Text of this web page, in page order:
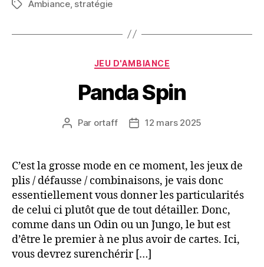
Étiquettes
Ambiance, stratégie
Catégories
JEU D'AMBIANCE
Panda Spin
Auteur
Par ortaff
Date12 mars 2025
C’est la grosse mode en ce moment, les jeux de
plis / défausse / combinaisons, je vais donc
essentiellement vous donner les particularités
de celui ci plutôt que de tout détailler. Donc,
comme dans un Odin ou un Jungo, le but est
d’être le premier à ne plus avoir de cartes. Ici,
vous devrez surenchérir […]